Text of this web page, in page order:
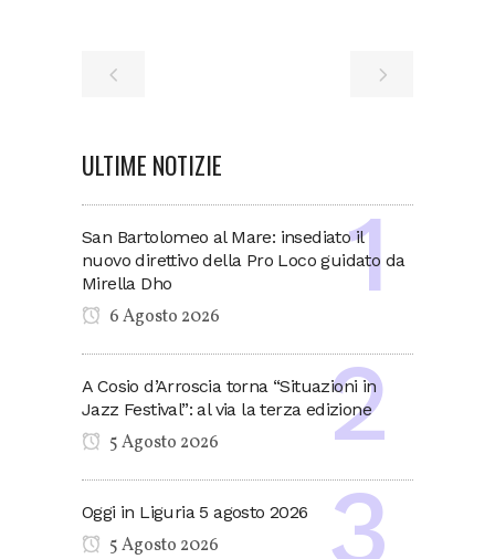
ULTIME NOTIZIE
San Bartolomeo al Mare: insediato il
nuovo direttivo della Pro Loco guidato da
Mirella Dho
6 Agosto 2026
A Cosio d’Arroscia torna “Situazioni in
Jazz Festival”: al via la terza edizione
5 Agosto 2026
Oggi in Liguria 5 agosto 2026
5 Agosto 2026